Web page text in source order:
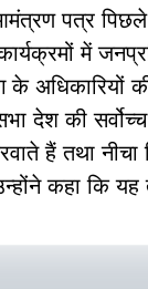
पत्र
में
के
देश की
हैं तथा
कहा कि